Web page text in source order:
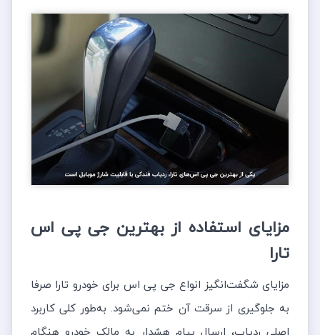
مزایای استفاده از بهترین جی پی اس
تارا
مزایای شگفت‌انگیز انواع جی پی اس‌ برای خودرو تارا صرفا
به جلوگیری از سرقت آن ختم نمی‌شود. به‌طور کلی کاربرد